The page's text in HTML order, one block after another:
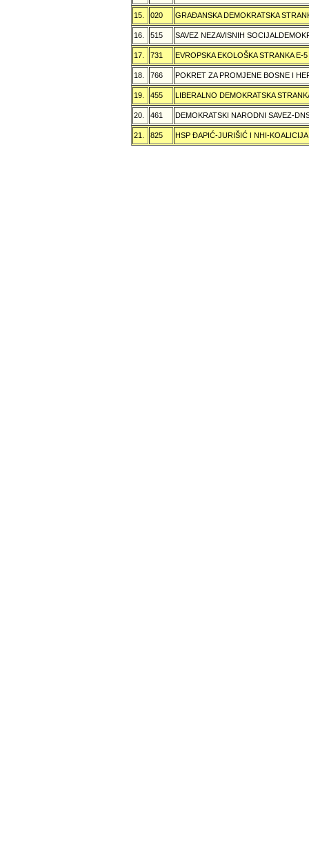
15. 020 GRAÐANSKA DEMOKRATSKA
16. 515 SAVEZ NEZAVISNIH
17. 731 EVROPSKA EKOLOŠKA STRANKA E-5
18. 766 POKRET ZA PROMJENE BOSNE I
19. 455 LIBERALNO DEMOKRATSKA
20. 461 DEMOKRATSKI NARODNI SAVEZ-
21. 825 HSP ÐAPIĆ-JURIŠIĆ I NHI-